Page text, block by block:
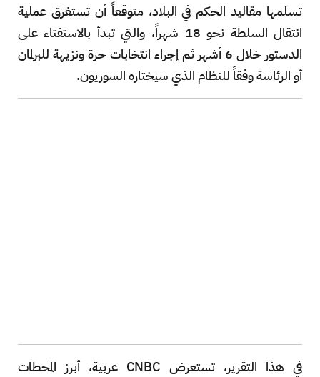
تسلمها مقاليد الحكم في البلاد، متوقعاً أن تستغرق عملية
انتقال السلطة نحو 18 شهراً، والتي تبدأ بالاستفتاء على
الدستور خلال 6 أشهر ثم إجراء انتخابات حرة ونزيهة للبرلمان
أو الرئاسة وفقاً للنظام الذي سيختاره السوريون.
في هذا التقرير، تستعرض CNBC عربية، أبرز المحطات